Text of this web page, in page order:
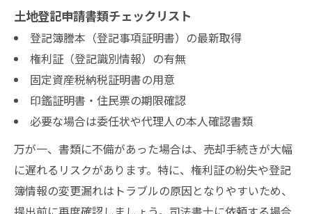
土地登記申請書類チェックリスト
登記簿謄本（登記事項証明書）の最新取得
権利証（登記識別情報）の有無
固定資産税納税証明書の用意
印鑑証明書・住民票の期限確認
必要な場合は委任状や代理人の本人確認書類
万が一、書類に不備があった場合は、売却手続きが大幅
に遅れるリスクがあります。特に、権利証の紛失や登記
簿情報の変更漏れはトラブルの原因となりやすいため、